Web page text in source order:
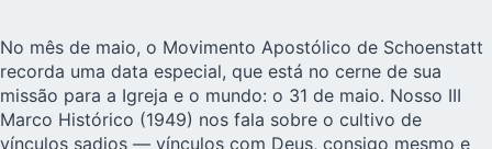
No mês de maio, o Movimento Apostólico de Schoenstatt
recorda uma data especial, que está no cerne de sua
missão para a Igreja e o mundo: o 31 de maio. Nosso III
Marco Histórico (1949) nos fala sobre o cultivo de
vínculos sadios — vínculos com Deus, consigo mesmo e